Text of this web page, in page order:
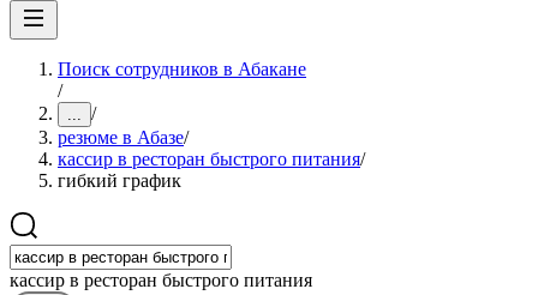
Поиск сотрудников в Абакане
/
... /
резюме в Абазе/
кассир в ресторан быстрого питания/
гибкий график
кассир в ресторан быстрого питания